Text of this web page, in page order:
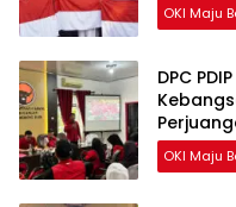
OKI Maju
DPC
OKI Maju